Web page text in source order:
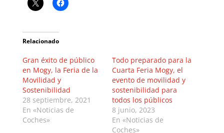
Relacionado
Gran éxito de público
en Mogy, la Feria de la
Movilidad y
Sostenibilidad
28 septiembre, 2021
En «Noticias de
Coches»
Todo preparado para la
Cuarta Feria Mogy, el
evento de movilidad y
sostenibilidad para
todos los públicos
8 junio, 2023
En «Noticias de
Coches»